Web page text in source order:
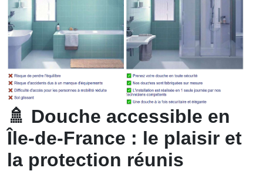
🚿 Douche accessible en
Île-de-France : le plaisir et
la protection réunis